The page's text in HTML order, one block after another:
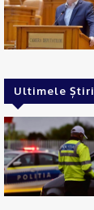
Ultimele Știri